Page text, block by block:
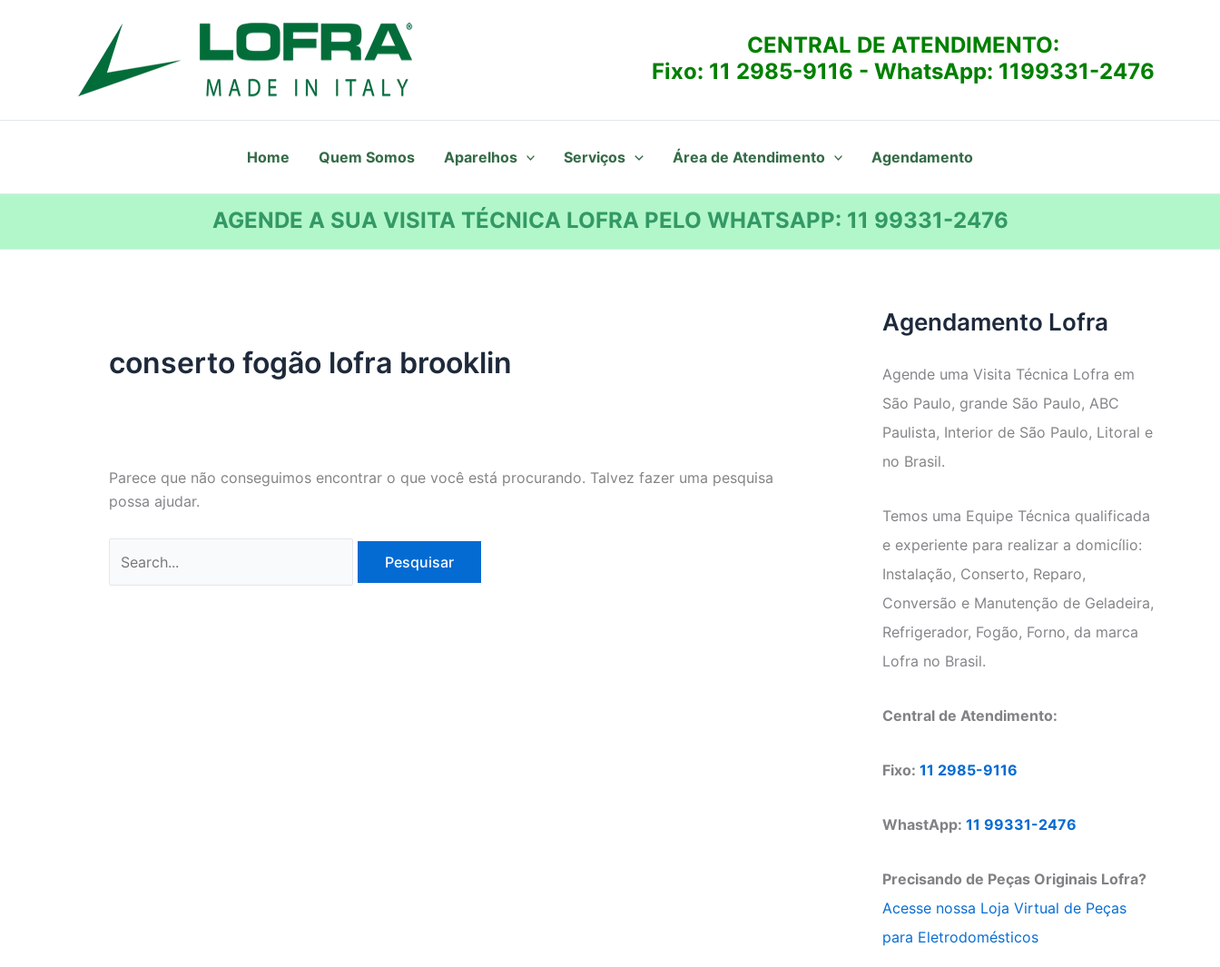
CENTRAL DE ATENDIMENTO:
Fixo: 11 2985-9116 - WhatsApp: 1199331-2476
Home Quem Somos Aparelhos Serviços Área de Atendimento Agendamento
AGENDE A SUA VISITA TÉCNICA LOFRA PELO WHATSAPP: 11 99331-2476
conserto fogão lofra brooklin
Parece que não conseguimos encontrar o que você está procurando. Talvez fazer uma pesquisa
possa ajudar.
por:
Agendamento Lofra
Agende uma Visita Técnica Lofra em
São Paulo, grande São Paulo, ABC
Paulista, Interior de São Paulo, Litoral e
no Brasil.
Temos uma Equipe Técnica qualificada
e experiente para realizar a domicílio:
Instalação, Conserto, Reparo,
Conversão e Manutenção de Geladeira,
Refrigerador, Fogão, Forno, da marca
Lofra no Brasil.
Central de Atendimento:
Fixo: 11 2985-9116
WhastApp: 11 99331-2476
Precisando de Peças Originais Lofra?
Acesse nossa Loja Virtual de Peças
para Eletrodomésticos